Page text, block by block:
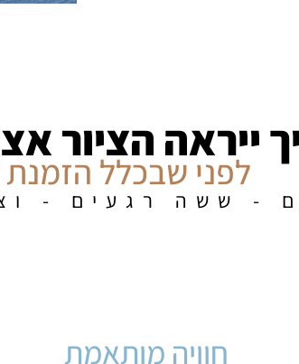
ייראה הציור
לפני שבכלל הזמנת
- ששה רגעים -
חוויה מותאמת